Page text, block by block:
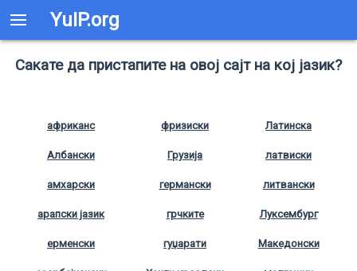
YuIP.org
Сакате да пристапите на овој сајт на кој јазик?
африканс
Албански
амхарски
арапски јазик
ерменски
фризиски
Грузија
германски
грчките
гуџарати
Латинска
латвиски
литвански
Луксембург
Македонски